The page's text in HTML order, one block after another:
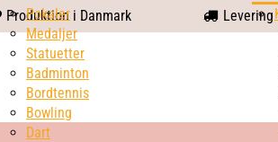
heart
solid
Produktion i Danmark
Pokaler
Medaljer
Statuetter
Badminton
Bordtennis
Bowling
Dart